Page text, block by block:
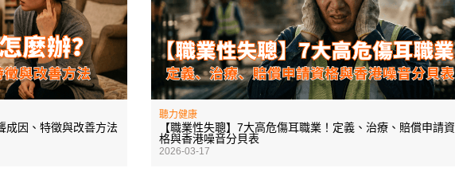
成因、特徵與改善方法
聽力健康
【職業性失聰】7大高危傷耳職業！定義、治療、賠償申請資
格與香港噪音分貝表
2026-03-17